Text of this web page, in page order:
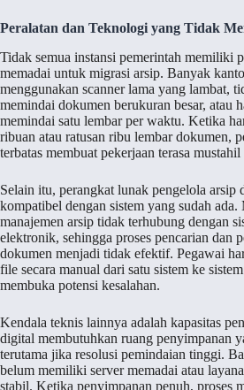
Peralatan dan Teknologi yang Tidak
Tidak semua instansi pemerintah memiliki
memadai untuk migrasi arsip. Banyak
menggunakan scanner lama yang lambat,
memindai dokumen berukuran besar, atau
memindai satu lembar per waktu. Ketika
ribuan atau ratusan ribu lembar dokumen,
terbatas membuat pekerjaan terasa
Selain itu, perangkat lunak pengelola arsip
kompatibel dengan sistem yang sudah
manajemen arsip tidak terhubung dengan
elektronik, sehingga proses pencarian dan
dokumen menjadi tidak efektif. Pegawai
file secara manual dari satu sistem ke
membuka potensi kesalahan.
Kendala teknis lainnya adalah kapasitas
digital membutuhkan ruang penyimpanan
terutama jika resolusi pemindaian tinggi.
belum memiliki server memadai atau
stabil. Ketika penyimpanan penuh, proses